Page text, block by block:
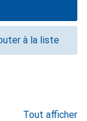
à la liste
Tout afficher